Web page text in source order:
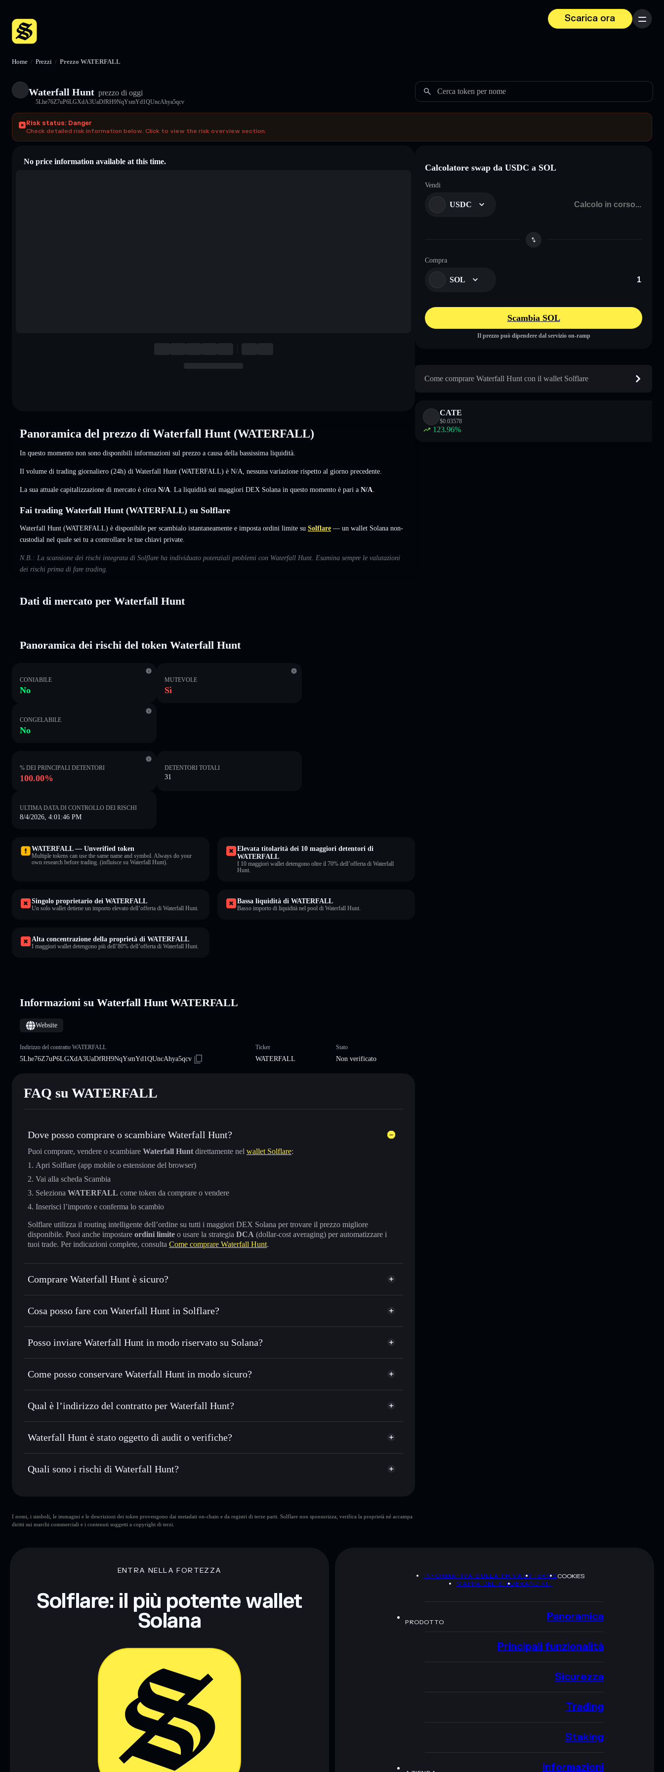
Scarica ora
Menu
Home / Prezzi / Prezzo WATERFALL
Waterfall Hunt prezzo di oggi
5Lhe76Z7uP6LGXdA3UaDfRH9NqYsmYd1QUncAhya5qcv
Cerca token per nome
Risk status: Danger
Check detailed risk information below. Click to view the risk overview section.
No price information available at this time.
Panoramica del prezzo di Waterfall Hunt (WATERFALL)
In questo momento non sono disponibili informazioni sul prezzo a causa della bassissima liquidità.
Il volume di trading giornaliero (24h) di Waterfall Hunt (WATERFALL) è N/A nessuna variazione rispetto al giorno precedente.
La sua attuale capitalizzazione di mercato è circa N/A . La liquidità sui maggiori DEX Solana in questo momento è pari a N/A
Fai trading Waterfall Hunt (WATERFALL) su Solflare
Waterfall Hunt (WATERFALL) è disponibile per scambialo istantaneamente e imposta ordini limite su Solflare — un wallet Solana non-
custodial nel quale sei tu a controllare le tue chiavi private.
N.B.: La scansione dei rischi integrata di Solflare ha individuato potenziali problemi con Waterfall Hunt. Esamina sempre le valutazioni
dei rischi prima di fare trading.
Dati di mercato per Waterfall Hunt
Panoramica dei rischi del token Waterfall Hunt
CONIABILE
No
MUTEVOLE
Sì
CONGELABILE
No
% DEI PRINCIPALI DETENTORI
100.00%
DETENTORI TOTALI
31
ULTIMA DATA DI CONTROLLO DEI RISCHI
8/4/2026, 4:01:46 PM
WATERFALL — Unverified token
Multiple tokens can use the same name and symbol. Always do your
own research before trading. (influisce su Waterfall Hunt).
Elevata titolarità dei 10 maggiori detentori di
WATERFALL
I 10 maggiori wallet detengono oltre il 70% dell’offerta di Waterfall
Hunt.
Singolo proprietario dei WATERFALL
Un solo wallet detiene un importo elevato dell’offerta di Waterfall Hunt.
Bassa liquidità di WATERFALL
Basso importo di liquidità nel pool di Waterfall Hunt.
Alta concentrazione della proprietà di WATERFALL
I maggiori wallet detengono più dell’80% dell’offerta di Waterfall Hunt.
Informazioni su Waterfall Hunt WATERFALL
Website
Indirizzo del contratto WATERFALL
5Lhe76Z7uP6LGXdA3UaDfRH9NqYsmYd1QUncAhya5qcv
Ticker
WATERFALL
Stato
Non verificato
FAQ su WATERFALL
Dove posso comprare o scambiare Waterfall Hunt?
Puoi comprare, vendere o scambiare Waterfall Hunt direttamente nel wallet Solflare:
Apri Solflare (app mobile o estensione del browser)
Vai alla scheda Scambia
Seleziona WATERFALL come token da comprare o vendere
Inserisci l’importo e conferma lo scambio
Solflare utilizza il routing intelligente dell’ordine su tutti i maggiori DEX Solana per trovare il prezzo migliore
disponibile. Puoi anche impostare ordini limite o usare la strategia DCA (dollar-cost averaging) per automatizzare i
tuoi trade. Per indicazioni complete, consulta Come comprare Waterfall Hunt.
Comprare Waterfall Hunt è sicuro?
Waterfall Hunt non è verificato
Cosa posso fare con Waterfall Hunt in Solflare?
Waterfall Hunt
wallet Solflare
Scambiare istantaneamente— scambia WATERFALL in SOL, USDC o in migliaia di altri token Solana al prezzo
Usare il DCA— applica la strategia dollar-cost average su WATERFALL nel tempo
Inviare in modo riservato— trasferisci WATERFALL senza collegare pubblicamente i wallet usando
l’Aggregatore di privacy incorporato di Solflare
pieno ed esclusivo controllo delle tue chiavi private
Posso inviare Waterfall Hunt in modo riservato su Solana?
Aggregatore di privacy
Come posso conservare Waterfall Hunt in modo sicuro?
Waterfall Hunt wallet non-custodial Solflare
Aggregatore di
privacy
Qual è l’indirizzo del contratto per Waterfall Hunt?
Waterfall Hunt
5Lhe76Z7uP6LGXdA3UaDfRH9NqYsmYd1QUncAhya5qcv
Solflare
Waterfall Hunt è stato oggetto di audit o verifiche?
Waterfall Hunt non è verificato
Quali sono i rischi di Waterfall Hunt?
wallet
Waterfall Hunt
singolo wallet
I nomi, i simboli, le immagini e le descrizioni dei token provengono dai metadati on-chain e da registri di terze parti. Solflare non sponsorizza, verifica la proprietà né accampa
diritti sui marchi commerciali e i contenuti soggetti a copyright di terzi.
Calcolatore swap da USDC a SOL
Vendi
USDC
Compra
SOL
Scambia SOL
Il prezzo può dipendere dal servizio on-ramp
Come comprare Waterfall Hunt con il wallet Solflare
CATE
$0.03578
123.96%
ENTRA NELLA FORTEZZA
Solflare: il più potente wallet
Solana
INFORMATIVA SULLA PRIVACYTERMSCOOKIES
MAPPA DEL SITOBRAND KIT
PRODOTTO Panoramica
Principali funzionalità
Sicurezza
Trading
Staking
Informazioni